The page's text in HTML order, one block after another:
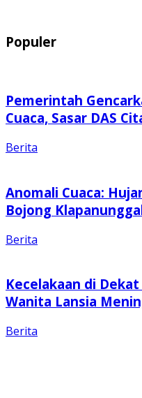
Populer
Pemerintah
Cuaca, Sasar DAS
Berita
Anomali Cuaca:
Bojong
Berita
Kecelakaan di
Wanita Lansia
Berita